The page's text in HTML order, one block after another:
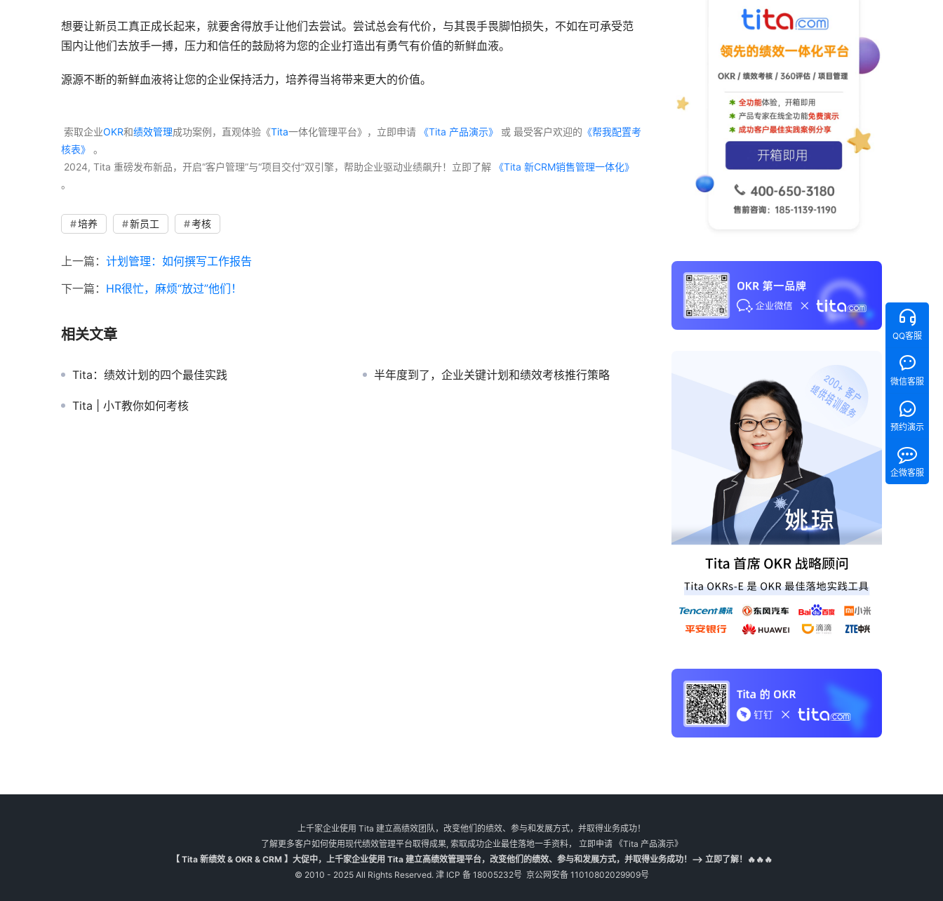
想要让新员工真正成长起来，就要舍得放手让他们去尝试。尝试总会有代价，与其畏手畏脚怕损失，不如在可承受范
围内让他们去放手一搏，压力和信任的鼓励将为您的企业打造出有勇气有价值的新鲜血液。
源源不断的新鲜血液将让您的企业保持活力，培养得当将带来更大的价值。
索取企业OKR和绩效管理成功案例，直观体验《Tita一体化管理平台》，立即申请 《Tita 产品演示》 或 最受客户欢迎的 《帮我配置考
核表》
。
2024, Tita 重磅发布新品，开启“客户管理”与“项目交付”双引擎，帮助企业驱动业绩飙升！立即了解
。
培养 新员工 考核
上一篇： 计划管理：如何撰写工作报告
下一篇： HR很忙，麻烦“放过”他们！
相关文章
Tita：绩效计划的四个最佳实践 半年度到了，企业关键计划和绩效考核推行策略
Tita | 小T教你如何考核
上千家企业使用 Tita 建立高绩效团队，改变他们的绩效、参与和发展方式，并取得业务成功！
了解更多客户如何使用现代绩效管理平台取得成果, 索取成功企业最佳落地一手资料， 立即申请《Tita 产品演示》
【 Tita 新绩效 & OKR & CRM 】大促中，上千家企业使用 Tita 建立高绩效管理平台，改变他们的绩效、参与和发展方式，并取得业务成功！--> 立即了解！🔥🔥🔥
© 2010 - 2025 All Rights Reserved. 津 ICP 备 18005232号 京公网安备 11010802029909号
QQ客服
微信客服
预约演示
企微客服